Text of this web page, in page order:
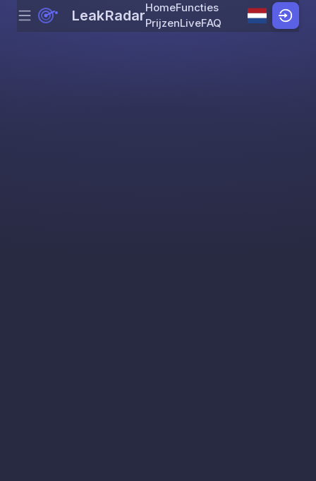
Skip to content
Menu LeakRadarHomeFuncties
PrijzenLiveFAQ